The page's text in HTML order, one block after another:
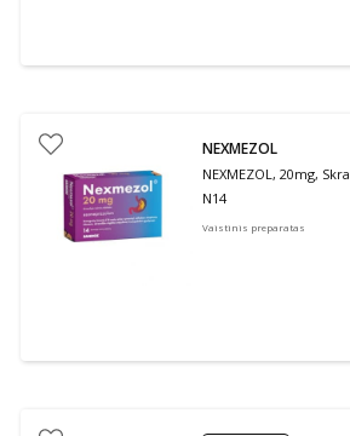
NEXMEZOL
NEXMEZOL, 20mg,
N14
Vaistinis preparatas